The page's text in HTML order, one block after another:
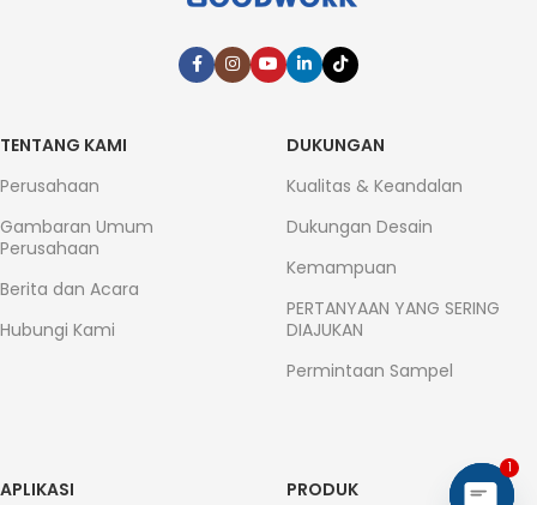
TENTANG KAMI
Perusahaan
Gambaran Umum
Perusahaan
Berita dan Acara
Hubungi Kami
DUKUNGAN
Kualitas & Keandalan
Dukungan Desain
Kemampuan
PERTANYAAN YANG SERING
DIAJUKAN
Permintaan Sampel
APLIKASI PRODUK
1